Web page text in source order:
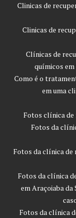
Clinicas de
Clinicas de
Clínicas de
químicos
Como é o
em uma
Fotos clínica de
Fotos da
Fotos da clínica de
Fotos da clínica
em Araçoiaba da
Fotos da clínica